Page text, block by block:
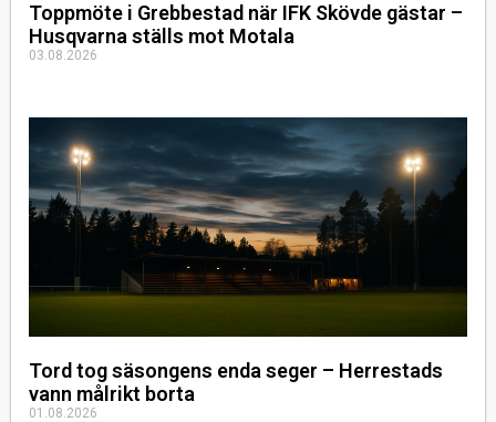
Toppmöte i Grebbestad när IFK Skövde gästar –
Husqvarna ställs mot Motala
03.08.2026
Tord tog säsongens enda seger – Herrestads
vann målrikt borta
01.08.2026